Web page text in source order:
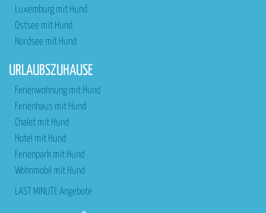
Luxemburg mit Hund
Ostsee mit Hund
Nordsee mit Hund
URLAUBSZUHAUSE
Ferienwohnung mit Hund
Ferienhaus mit Hund
Chalet mit Hund
Hotel mit Hund
Ferienpark mit Hund
Wohnmobil mit Hund
LAST MINUTE Angebote